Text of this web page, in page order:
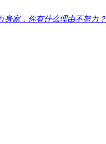
身家，你有什么理由不努力？